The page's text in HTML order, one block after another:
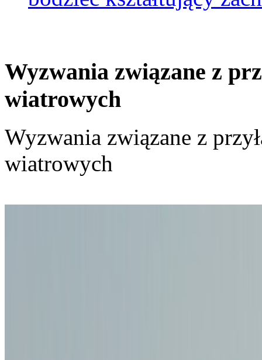
Wyzwania związane z
wiatrowych
Wyzwania związane z
wiatrowych